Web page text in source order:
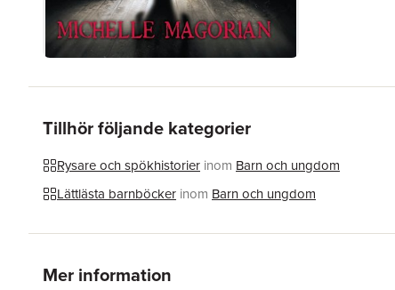
Tillhör följande kategorier
Rysare och spökhistorier inom Barn och ungdom
Lättlästa barnböcker inom Barn och ungdom
Mer information